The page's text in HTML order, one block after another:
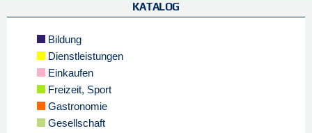
KATALOG
Bildung
Dienstleistungen
Einkaufen
Freizeit, Sport
Gastronomie
Gesellschaft